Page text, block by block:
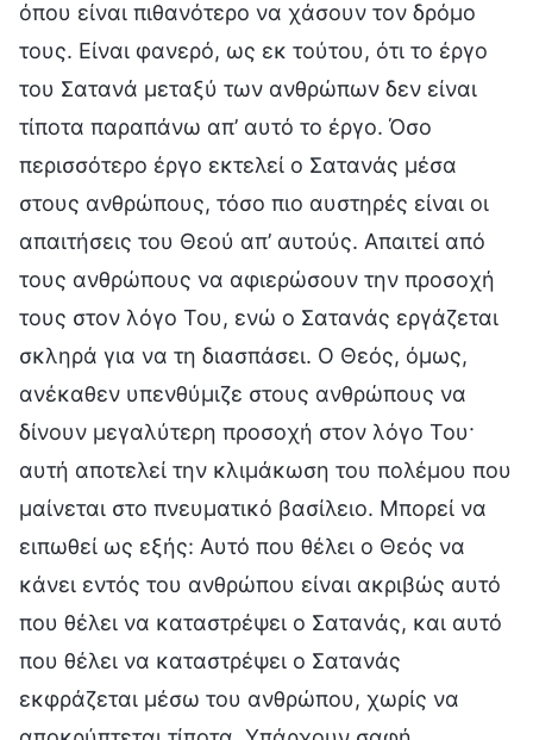
όπου είναι πιθανότερο να χάσουν τον δρόμο
τους. Είναι φανερό, ως εκ τούτου, ότι το έργο
του Σατανά μεταξύ των ανθρώπων δεν είναι
τίποτα παραπάνω απ’ αυτό το έργο. Όσο
περισσότερο έργο εκτελεί ο Σατανάς μέσα
στους ανθρώπους, τόσο πιο αυστηρές είναι οι
απαιτήσεις του Θεού απ’ αυτούς. Απαιτεί από
τους ανθρώπους να αφιερώσουν την προσοχή
τους στον λόγο Του, ενώ ο Σατανάς εργάζεται
σκληρά για να τη διασπάσει. Ο Θεός, όμως,
ανέκαθεν υπενθύμιζε στους ανθρώπους να
δίνουν μεγαλύτερη προσοχή στον λόγο Του·
αυτή αποτελεί την κλιμάκωση του πολέμου που
μαίνεται στο πνευματικό βασίλειο. Μπορεί να
ειπωθεί ως εξής: Αυτό που θέλει ο Θεός να
κάνει εντός του ανθρώπου είναι ακριβώς αυτό
που θέλει να καταστρέψει ο Σατανάς, και αυτό
που θέλει να καταστρέψει ο Σατανάς
εκφράζεται μέσω του ανθρώπου, χωρίς να